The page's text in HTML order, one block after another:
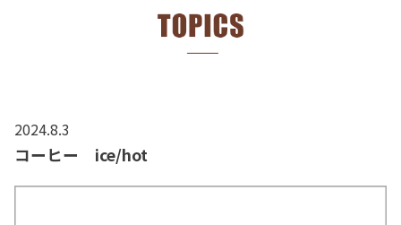
2024.8.3
コーヒー ice/hot